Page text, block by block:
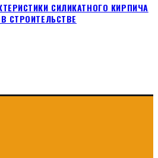
СИЛИКАТНОГО КИРПИЧА
СТРОИТЕЛЬСТВЕ